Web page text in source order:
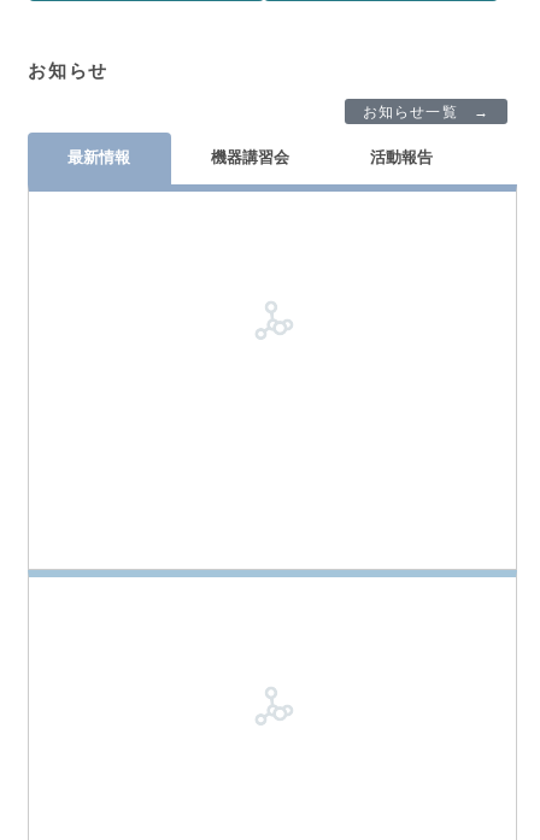
お知らせ
お知らせ一覧 →
最新情報 機器講習会 活動報告